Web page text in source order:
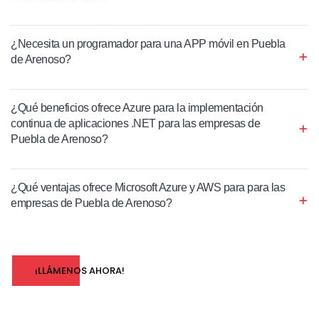
¿Necesita un programador para una APP móvil en Puebla
de Arenoso?
¿Qué beneficios ofrece Azure para la implementación
continua de aplicaciones .NET para las empresas de
Puebla de Arenoso?
¿Qué ventajas ofrece Microsoft Azure y AWS para para las
empresas de Puebla de Arenoso?
¡LLÁMENOS AHORA!